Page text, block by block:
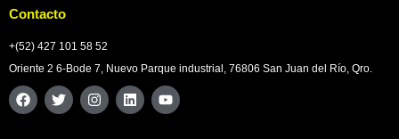
Contacto
+(52) 427 101 58 52
Oriente 2 6-Bode 7, Nuevo Parque industrial, 76806 San Juan del Río, Qro.